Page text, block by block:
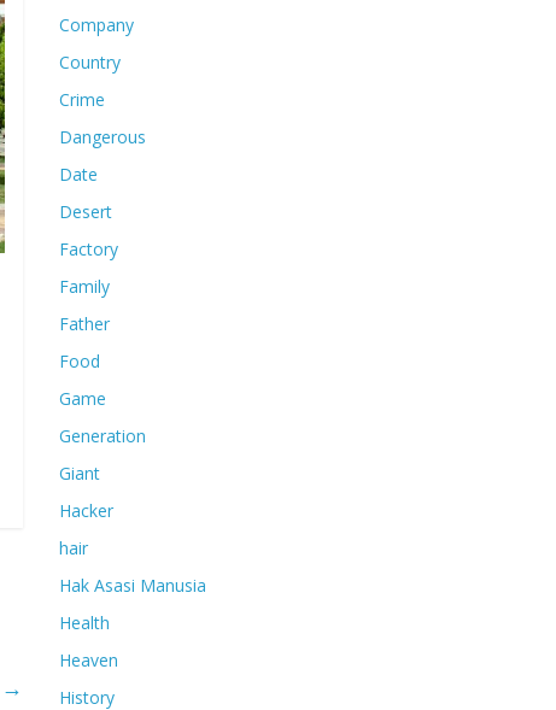
→
Company
Country
Crime
Dangerous
Date
Desert
Factory
Family
Father
Food
Game
Generation
Giant
Hacker
hair
Hak Asasi Manusia
Health
Heaven
History